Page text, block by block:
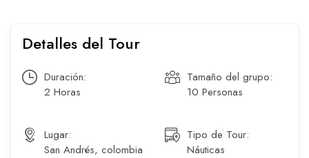
Detalles del Tour
Duración:
2 Horas
Tamaño del grupo:
10 Personas
Lugar:
San Andrés, colombia
Tipo de Tour:
Náuticas